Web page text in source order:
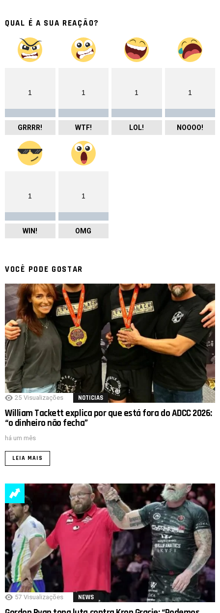
QUAL É A SUA REAÇÃO?
1
GRRRR!
1
WTF!
1
LOL!
1
NOOOO!
1
WIN!
1
OMG
VOCÊ PODE GOSTAR
25 Visualizações NOTICIAS
William Tackett explica por que está fora do ADCC 2026:
“o dinheiro não fecha”
há um mês
LEIA MAIS
57 Visualizações NEWS